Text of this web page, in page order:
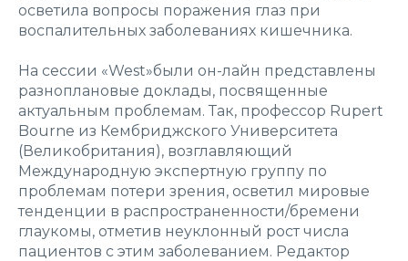
осветила вопросы поражения глаз при
воспалительных заболеваниях кишечника.
На сессии «West»были он-лайн представлены
разноплановые доклады, посвященные
актуальным проблемам. Так, профессор Rupert
Bourne из Кембриджского Университета
(Великобритания), возглавляющий
Международную экспертную группу по
проблемам потери зрения, осветил мировые
тенденции в распространенности/бремени
глаукомы, отметив неуклонный рост числа
пациентов с этим заболеванием. Редактор